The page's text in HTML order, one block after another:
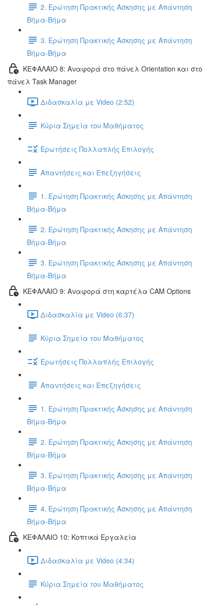
2. Ερώτηση Πρακτικής Άσκησης με Απάντηση
Βήμα-Βήμα
3. Ερώτηση Πρακτικής Άσκησης με Απάντηση
Βήμα-Βήμα
ΚΕΦΑΛΑΙΟ 8: Αναφορά στο πάνελ Orientation και στο
πάνελ Task Manager
Διδασκαλία με Video (2:52)
Κύρια Σημεία του Μαθήματος
Ερωτήσεις Πολλαπλής Επιλογής
Απαντήσεις και Επεξηγήσεις
1. Ερώτηση Πρακτικής Άσκησης με Απάντηση
Βήμα-Βήμα
2. Ερώτηση Πρακτικής Άσκησης με Απάντηση
Βήμα-Βήμα
3. Ερώτηση Πρακτικής Άσκησης με Απάντηση
Βήμα-Βήμα
ΚΕΦΑΛΑΙΟ 9: Αναφορά στη καρτέλα CAM Options
Διδασκαλία με Video (6:37)
Κύρια Σημεία του Μαθήματος
Ερωτήσεις Πολλαπλής Επιλογής
Απαντήσεις και Επεξηγήσεις
1. Ερώτηση Πρακτικής Άσκησης με Απάντηση
Βήμα-Βήμα
2. Ερώτηση Πρακτικής Άσκησης με Απάντηση
Βήμα-Βήμα
3. Ερώτηση Πρακτικής Άσκησης με Απάντηση
Βήμα-Βήμα
4. Ερώτηση Πρακτικής Άσκησης με Απάντηση
Βήμα-Βήμα
ΚΕΦΑΛΑΙΟ 10: Κοπτικά Εργαλεία
Διδασκαλία με Video (4:34)
Κύρια Σημεία του Μαθήματος